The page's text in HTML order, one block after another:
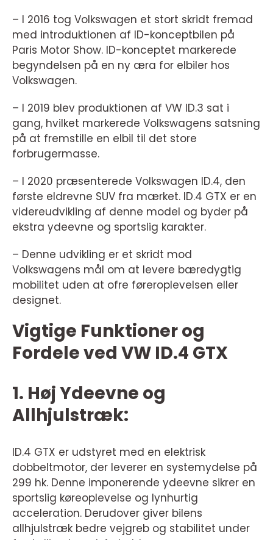
– I 2016 tog Volkswagen et stort skridt fremad
med introduktionen af ID-konceptbilen på
Paris Motor Show. ID-konceptet markerede
begyndelsen på en ny æra for elbiler hos
Volkswagen.
– I 2019 blev produktionen af VW ID.3 sat i
gang, hvilket markerede Volkswagens satsning
på at fremstille en elbil til det store
forbrugermasse.
– I 2020 præsenterede Volkswagen ID.4, den
første eldrevne SUV fra mærket. ID.4 GTX er en
videreudvikling af denne model og byder på
ekstra ydeevne og sportslig karakter.
– Denne udvikling er et skridt mod
Volkswagens mål om at levere bæredygtig
mobilitet uden at ofre føreroplevelsen eller
designet.
Vigtige Funktioner og
Fordele ved VW ID.4 GTX
1. Høj Ydeevne og
Allhjulstræk:
ID.4 GTX er udstyret med en elektrisk
dobbeltmotor, der leverer en systemydelse på
299 hk. Denne imponerende ydeevne sikrer en
sportslig køreoplevelse og lynhurtig
acceleration. Derudover giver bilens
allhjulstræk bedre vejgreb og stabilitet under